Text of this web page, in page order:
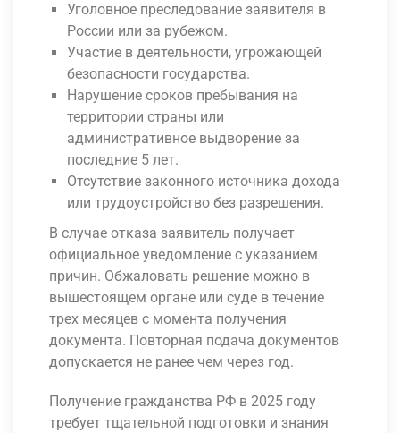
Уголовное преследование заявителя в
России или за рубежом.
Участие в деятельности, угрожающей
безопасности государства.
Нарушение сроков пребывания на
территории страны или
административное выдворение за
последние 5 лет.
Отсутствие законного источника дохода
или трудоустройство без разрешения.
В случае отказа заявитель получает
официальное уведомление с указанием
причин. Обжаловать решение можно в
вышестоящем органе или суде в течение
трех месяцев с момента получения
документа. Повторная подача документов
допускается не ранее чем через год.
Получение гражданства РФ в 2025 году
требует тщательной подготовки и знания